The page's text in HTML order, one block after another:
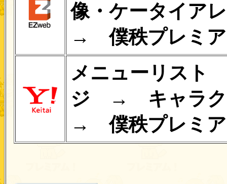
像・ケータイ
→ 僕秩プレミア
メニューリス
ジ → キャラク
→ 僕秩プレミア